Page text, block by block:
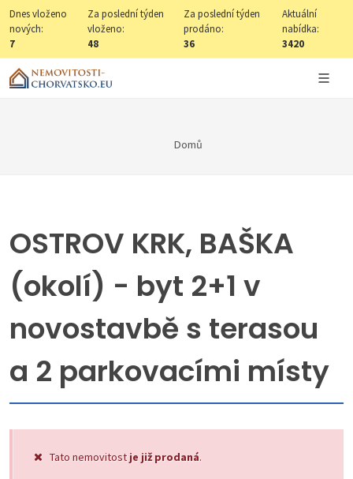
Dnes vloženo
nových:
7
Za poslední týden
vloženo:
48
Za poslední týden
prodáno:
36
Aktuální
nabídka:
3420
Domů
OSTROV KRK, BAŠKA
(okolí) - byt 2+1 v
novostavbě s terasou
a 2 parkovacími místy
Tato nemovitost je již prodaná.